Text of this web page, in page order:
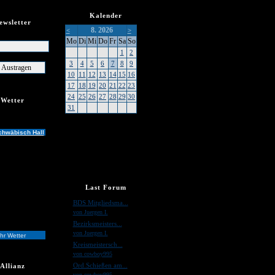
Wetter
Hall
Wetter
Allianz
Kalender
<
8. 2026 >
Mo Di Mi Do Fr Sa So
1
2
3
4 5 6 7 8
9
10
11 12 13 14 15 16
17 18 19 20 21 22 23
24 25 26 27 28 29 30
31
Last Forum
BDS Mitgliedsma...
von Juergen I.
Bezirksmeisters...
von Juergen I.
Kreismeistersch...
von cowboy995
Ord.Schießen am...